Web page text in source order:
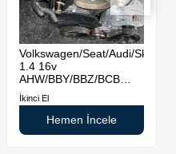
Volkswagen/Seat/Audi/Skoda
1.4 16v
AHW/BBY/BBZ/BCB
DOLU MOTOR
İkinci El
Hemen İncele